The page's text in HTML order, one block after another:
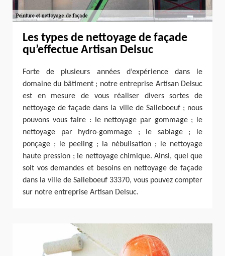
Les types de nettoyage de façade
qu’effectue Artisan Delsuc
Forte de plusieurs années d’expérience dans le
domaine du bâtiment ; notre entreprise Artisan Delsuc
est en mesure de vous réaliser divers sortes de
nettoyage de façade dans la ville de Salleboeuf ; nous
pouvons vous faire : le nettoyage par gommage ; le
nettoyage par hydro-gommage ; le sablage ; le
ponçage ; le peeling ; la nébulisation ; le nettoyage
haute pression ; le nettoyage chimique. Ainsi, quel que
soit vos demandes et besoins en nettoyage de façade
dans la ville de Salleboeuf 33370, vous pouvez compter
sur notre entreprise Artisan Delsuc.